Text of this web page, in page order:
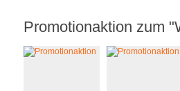
Promotionaktion zum